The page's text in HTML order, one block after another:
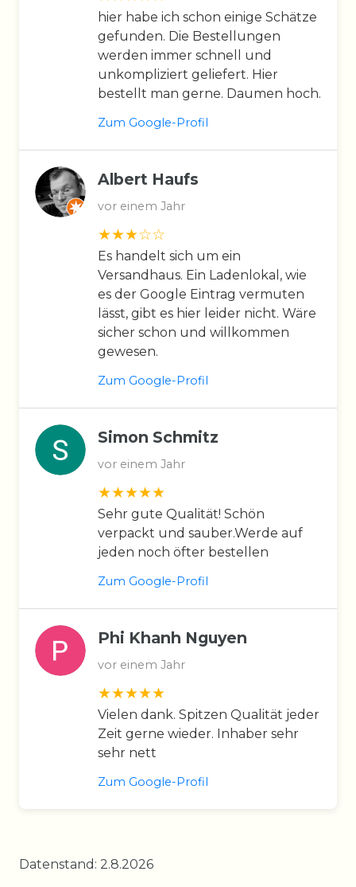
hier habe ich schon einige Schätze
gefunden. Die Bestellungen
werden immer schnell und
unkompliziert geliefert. Hier
bestellt man gerne. Daumen hoch.
Zum Google-Profil
Albert Haufs
vor einem Jahr
Es handelt sich um ein
Versandhaus. Ein Ladenlokal, wie
es der Google Eintrag vermuten
lässt, gibt es hier leider nicht. Wäre
sicher schon und willkommen
gewesen.
Zum Google-Profil
Simon Schmitz
vor einem Jahr
Sehr gute Qualität! Schön
verpackt und sauber.Werde auf
jeden noch öfter bestellen
Zum Google-Profil
Phi Khanh Nguyen
vor einem Jahr
Vielen dank. Spitzen Qualität jeder
Zeit gerne wieder. Inhaber sehr
sehr nett
Zum Google-Profil
Datenstand: 2.8.2026